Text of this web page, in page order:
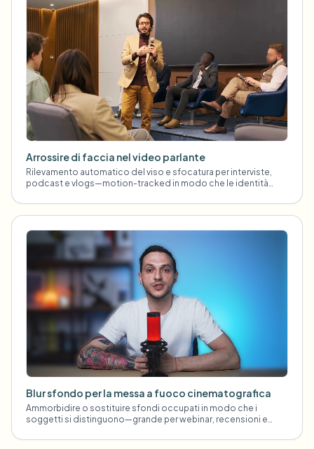
Arrossire di faccia nel video parlante
Rilevamento automatico del viso e sfocatura per interviste,
podcast e vlogs—motion-tracked in modo che le identità
Blur sfondo per la messa a fuoco cinematografica
Ammorbidire o sostituire sfondi occupati in modo che i
soggetti si distinguono—grande per webinar, recensioni e